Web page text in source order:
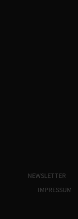
NEWSLETTER
IMPRESSUM